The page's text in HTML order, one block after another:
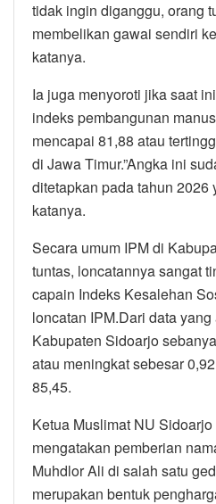
tidak ingin diganggu, orang
membelikan gawai sendiri
katanya.
Ia juga menyoroti jika saat
indeks pembangunan
mencapai 81,88 atau
di Jawa Timur.”Angka ini
ditetapkan pada tahun 2026
katanya.
Secara umum IPM di
tuntas, loncatannya sangat
capain Indeks Kesalehan
loncatan IPM.Dari data
Kabupaten Sidoarjo
atau meningkat sebesar
85,45.
Ketua Muslimat NU
mengatakan pemberian
Muhdlor Ali di salah satu
merupakan bentuk